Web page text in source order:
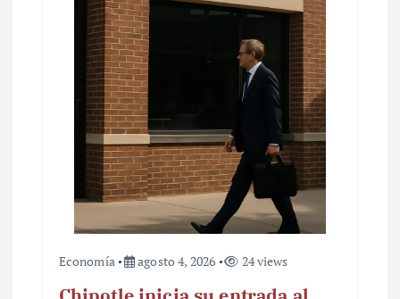
Economía agosto 4, 2026 24 views